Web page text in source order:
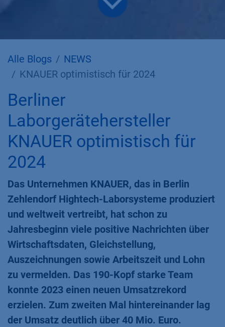
Alle Blogs
NEWS
KNAUER optimistisch für 2024
Berliner
Laborgerätehersteller
KNAUER optimistisch für
2024
Das Unternehmen KNAUER, das in Berlin
Zehlendorf Hightech-Laborsysteme produziert
und weltweit vertreibt, hat schon zu
Jahresbeginn viele positive Nachrichten über
Wirtschaftsdaten, Gleichstellung,
Auszeichnungen sowie Arbeitszeit und Lohn
zu vermelden. Das 190-Kopf starke Team
konnte 2023 einen neuen Umsatzrekord
erzielen. Zum zweiten Mal hintereinander lag
der Umsatz deutlich über 40 Mio. Euro.